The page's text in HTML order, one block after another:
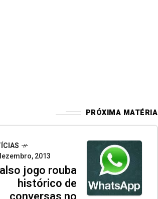
PRÓXIMA MATÉRIA
2013
jogo rouba
histórico de